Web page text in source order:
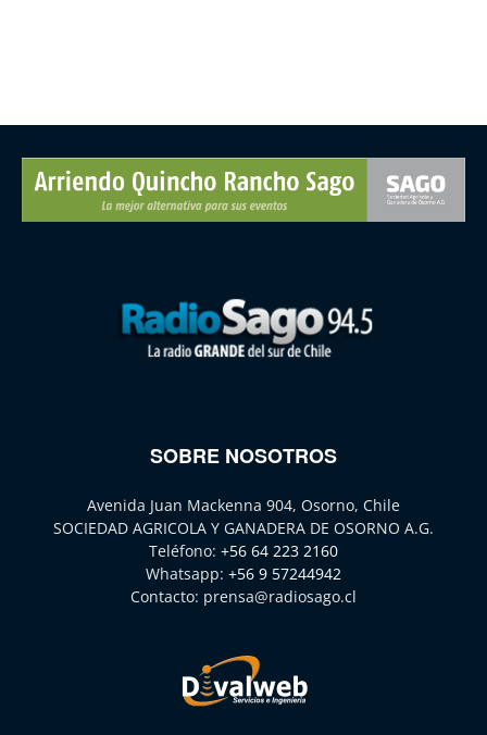
SOBRE NOSOTROS
Avenida Juan Mackenna 904, Osorno, Chile
SOCIEDAD AGRICOLA Y GANADERA DE OSORNO A.G.
Teléfono: +56 64 223 2160
Whatsapp: +56 9 57244942
Contacto: prensa@radiosago.cl